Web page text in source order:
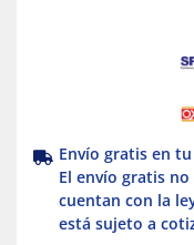
Envío gratis en
El envío gratis
cuentan con la
está sujeto a